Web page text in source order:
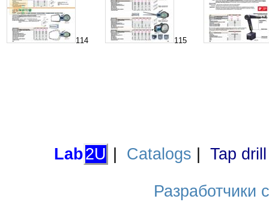
114 115
Lab2U Catalogs Tap
Разработчики